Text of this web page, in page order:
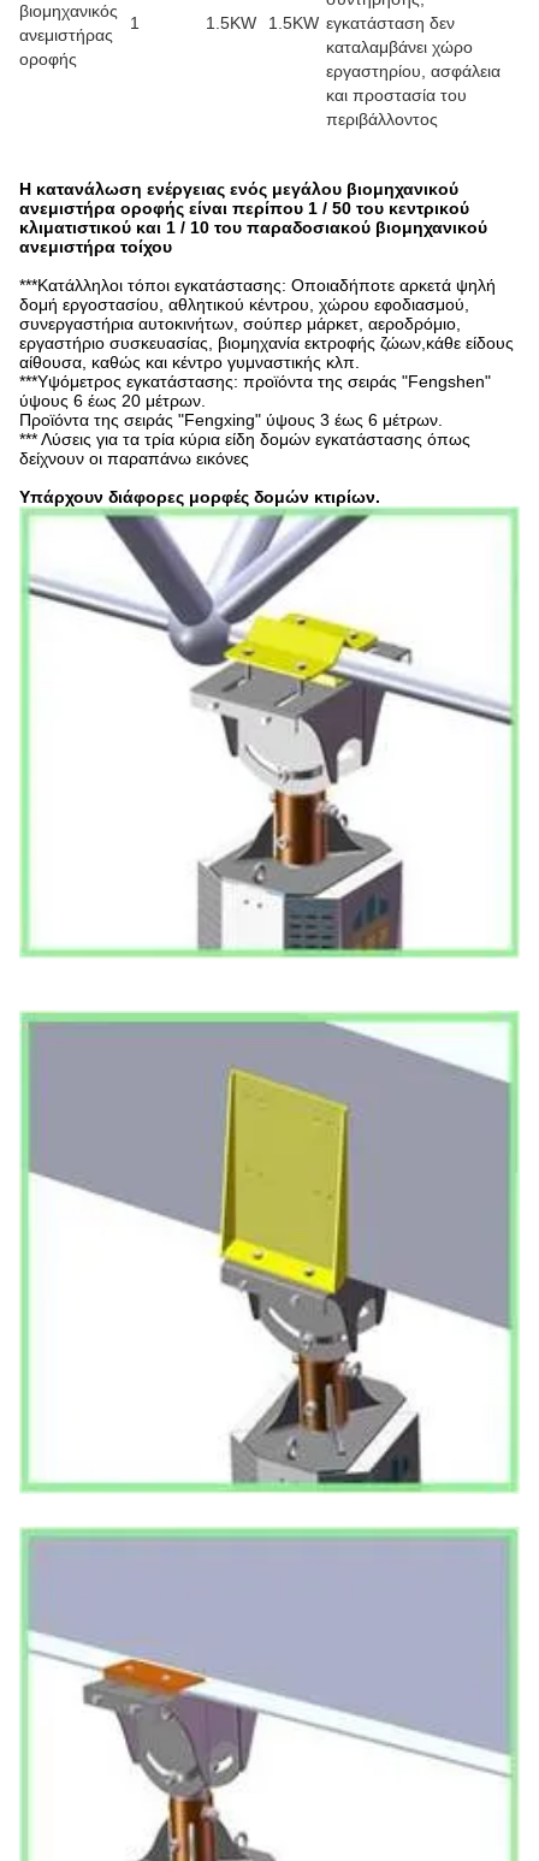
βιομηχανικός
ανεμιστήρας
οροφής
1 1.5KW 1.5KW εγκατάσταση δεν
καταλαμβάνει χώρο
εργαστηρίου, ασφάλεια
και προστασία του
περιβάλλοντος
Η κατανάλωση ενέργειας ενός μεγάλου βιομηχανικού
ανεμιστήρα οροφής είναι περίπου 1 / 50 του κεντρικού
κλιματιστικού και 1 / 10 του παραδοσιακού βιομηχανικού
ανεμιστήρα τοίχου
***Κατάλληλοι τόποι εγκατάστασης: Οποιαδήποτε αρκετά ψηλή
δομή εργοστασίου, αθλητικού κέντρου, χώρου εφοδιασμού,
συνεργαστήρια αυτοκινήτων, σούπερ μάρκετ, αεροδρόμιο,
εργαστήριο συσκευασίας, βιομηχανία εκτροφής ζώων,κάθε είδους
αίθουσα, καθώς και κέντρο γυμναστικής κλπ.
***Υψόμετρος εγκατάστασης: προϊόντα της σειράς "Fengshen"
ύψους 6 έως 20 μέτρων.
Προϊόντα της σειράς "Fengxing" ύψους 3 έως 6 μέτρων.
*** Λύσεις για τα τρία κύρια είδη δομών εγκατάστασης όπως
δείχνουν οι παραπάνω εικόνες
Υπάρχουν διάφορες μορφές δομών κτιρίων.